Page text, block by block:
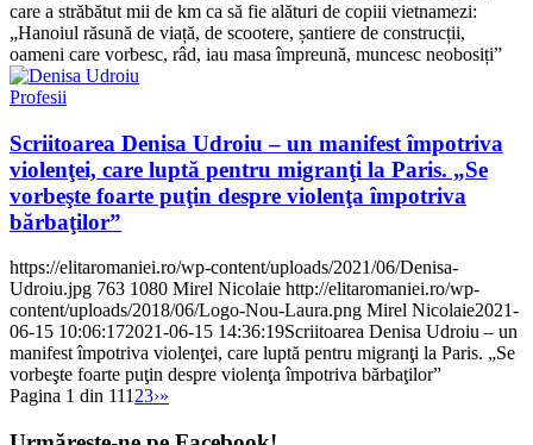
care a străbătut mii de km ca să fie alături de copiii vietnamezi:
„Hanoiul răsună de viață, de scootere, șantiere de construcții,
oameni care vorbesc, râd, iau masa împreună, muncesc neobosiți”
Profesii
Scriitoarea Denisa Udroiu – un manifest împotriva
violenţei, care luptă pentru migranţi la Paris. „Se
vorbeşte foarte puţin despre violenţa împotriva
bărbaţilor”
https://elitaromaniei.ro/wp-content/uploads/2021/06/Denisa-
Udroiu.jpg 763 1080 Mirel Nicolaie http://elitaromaniei.ro/wp-
content/uploads/2018/06/Logo-Nou-Laura.png Mirel Nicolaie2021-
06-15 10:06:172021-06-15 14:36:19Scriitoarea Denisa Udroiu – un
manifest împotriva violenţei, care luptă pentru migranţi la Paris. „Se
vorbeşte foarte puţin despre violenţa împotriva bărbaţilor”
Pagina 1 din 111 23›»